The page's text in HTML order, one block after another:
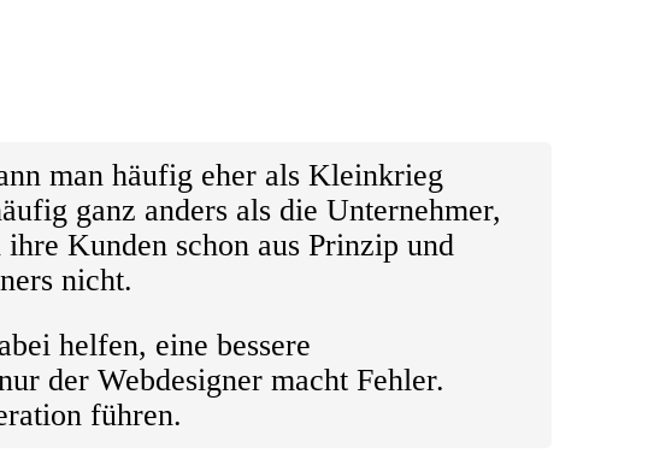
man häufig eher als Kleinkrieg
ganz anders als die Unternehmer,
ihre Kunden schon aus Prinzip und
nicht.
helfen, eine bessere
der Webdesigner macht Fehler.
führen.